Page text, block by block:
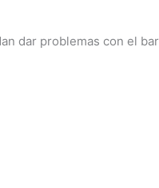
dar problemas con el